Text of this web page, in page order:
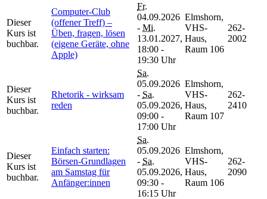
Dieser
Kurs ist
buchbar.
Computer-Club
(offener Treff) –
Üben, fragen, lösen
(eigene Geräte, ohne
Apple)
Fr.
04.09.2026
- Mi.
13.01.2027,
18:00 -
19:30 Uhr
Elmshorn,
VHS-
Haus,
Raum 106
262-
2002
Dieser
Kurs ist
buchbar.
Rhetorik - wirksam
reden
Sa.
05.09.2026
- Sa.
05.09.2026,
09:00 -
17:00 Uhr
Elmshorn,
VHS-
Haus,
Raum 107
262-
2410
Dieser
Kurs ist
buchbar.
Einfach starten:
Börsen-Grundlagen
am Samstag für
Anfänger:innen
Sa.
05.09.2026
- Sa.
05.09.2026,
09:30 -
16:15 Uhr
Elmshorn,
VHS-
Haus,
Raum 106
262-
2090